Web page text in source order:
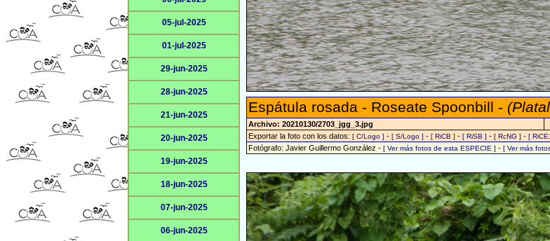
05-jul-2025
01-jul-2025
29-jun-2025
28-jun-2025
21-jun-2025
20-jun-2025
19-jun-2025
18-jun-2025
07-jun-2025
06-jun-2025
Espátula rosada - Roseate Spoonbill -
Archivo: 20210130/2703_jgg_3.jpg
Exportar la foto con los datos: [ C/Logo ] - [ S/Logo ] - [ RiCB ] - [ RiSB ] - [ RcNG ] - [
Fotógrafo: Javier Guillermo González - [ Ver más fotos de esta ESPECIE ] - [ Ver más